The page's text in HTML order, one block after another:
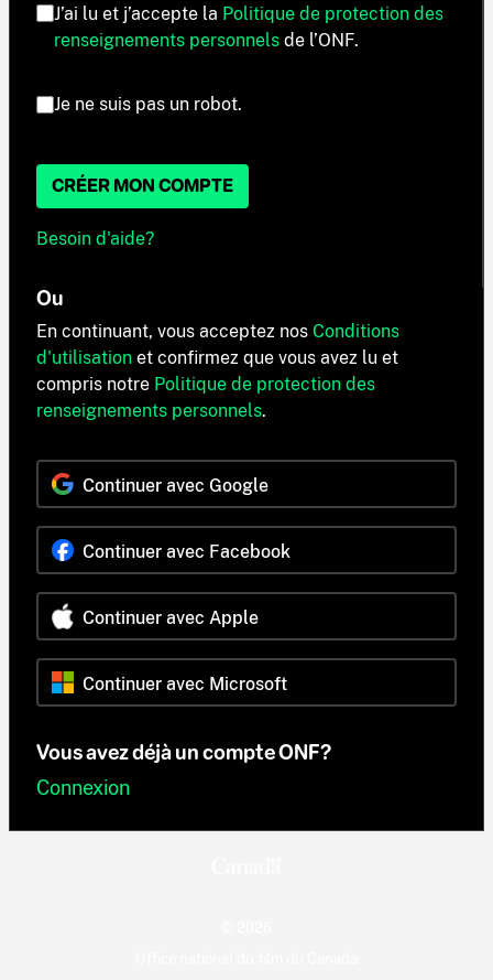
J’ai lu et j’accepte la Politique de protection des
renseignements personnels de l’ONF.
Je ne suis pas un robot.
CRÉER MON COMPTE
Besoin d'aide?
Ou
En continuant, vous acceptez nos Conditions
d'utilisation et confirmez que vous avez lu et
compris notre Politique de protection des
renseignements personnels.
Continuer avec Google
Continuer avec Facebook
Continuer avec Apple
Continuer avec Microsoft
Vous avez déjà un compte ONF?
Connexion